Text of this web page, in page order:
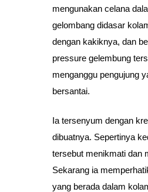
mengunakan celana
gelombang didasar
dengan kakiknya, dan
pressure gelembung
menganggu pengujung
bersantai.
Ia tersenyum dengan
dibuatnya. Sepertinya
tersebut menikmati dan
Sekarang ia
yang berada dalam